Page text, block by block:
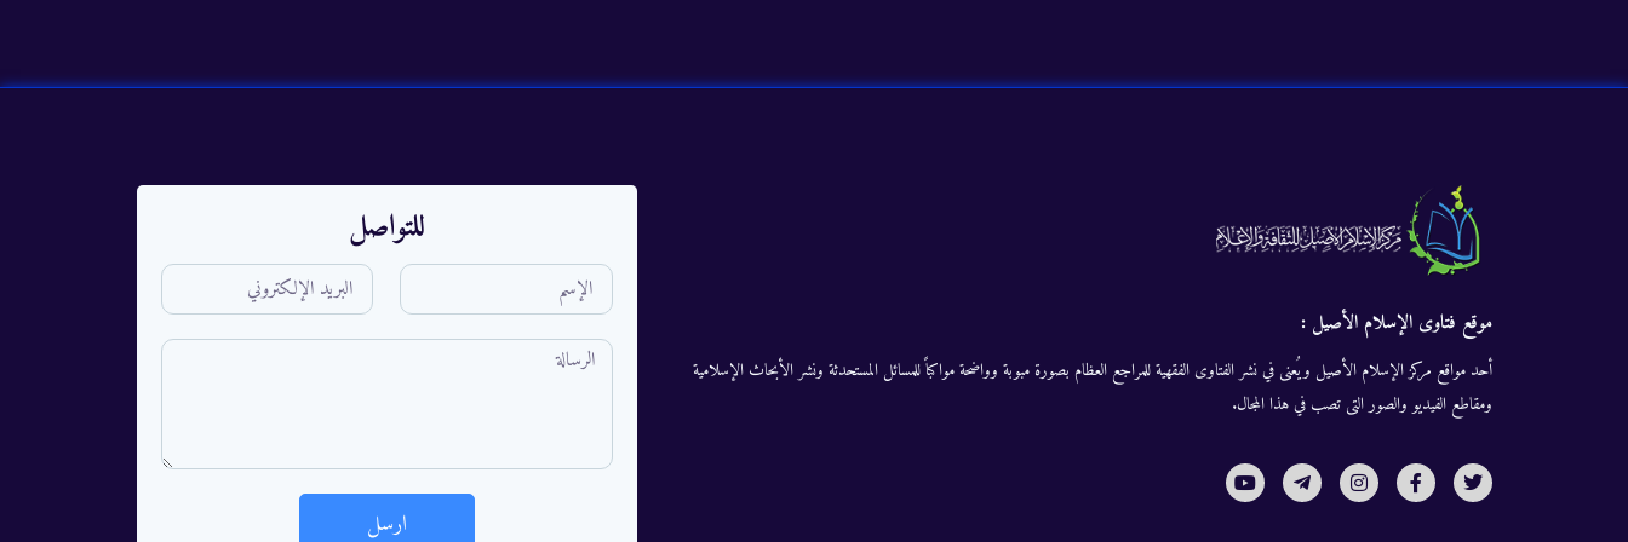
موقع فتاوى الإسلام الأصيل :
أحد مواقع مركز الإسلام الأصيل ويُعنى في نشر الفتاوى الفقهية للمراجع العظام بصورة مبوبة وواضحة مواكباً للمسائل المستحدثة ونشر الأبحاث الإسلامية
ومقاطع الفيديو والصور التى تصب في هذا المجال.
للتواصل
ارسل